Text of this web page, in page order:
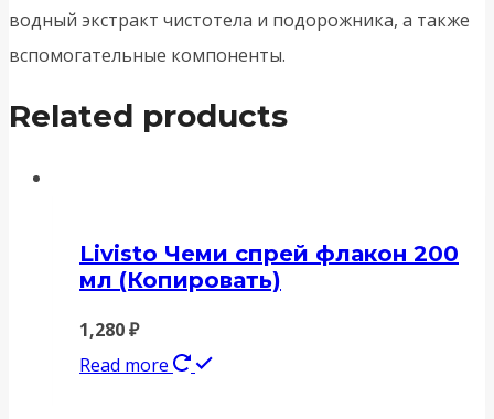
водный экстракт чистотела и подорожника, а также
вспомогательные компоненты.
Related products
Livisto Чеми спрей флакон 200
мл (Копировать)
1,280₽
Read more